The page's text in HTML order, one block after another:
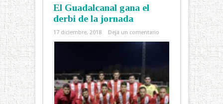
El Guadalcanal gana el
derbi de la jornada
17 diciembre, 2018 Deja un comentario